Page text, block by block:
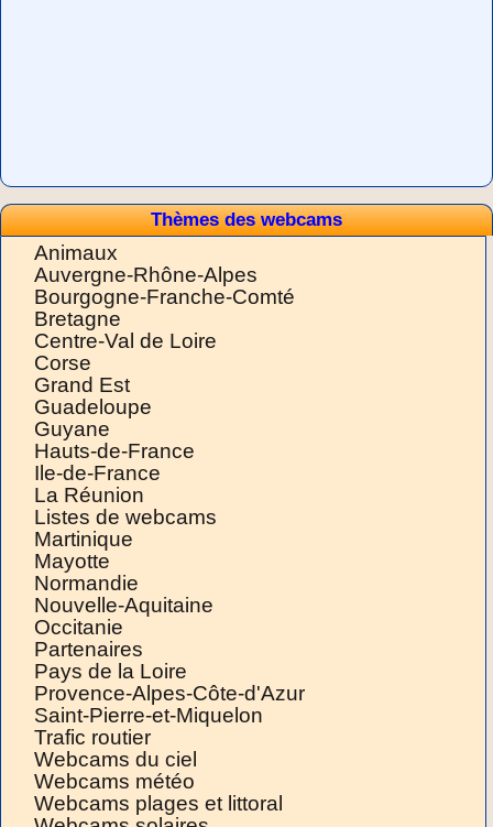
Thèmes des webcams
Animaux
Auvergne-Rhône-Alpes
Bourgogne-Franche-Comté
Bretagne
Centre-Val de Loire
Corse
Grand Est
Guadeloupe
Guyane
Hauts-de-France
Ile-de-France
La Réunion
Listes de webcams
Martinique
Mayotte
Normandie
Nouvelle-Aquitaine
Occitanie
Partenaires
Pays de la Loire
Provence-Alpes-Côte-d'Azur
Saint-Pierre-et-Miquelon
Trafic routier
Webcams du ciel
Webcams météo
Webcams plages et littoral